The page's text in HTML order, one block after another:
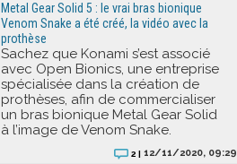
Metal Gear Solid 5 : le vrai bras bionique
Venom Snake a été créé, la vidéo avec la
prothèse
Sachez que Konami s’est associé
avec Open Bionics, une entreprise
spécialisée dans la création de
prothèses, afin de commercialiser
un bras bionique Metal Gear Solid
à l’image de Venom Snake.
2 | 12/11/2020, 09:29